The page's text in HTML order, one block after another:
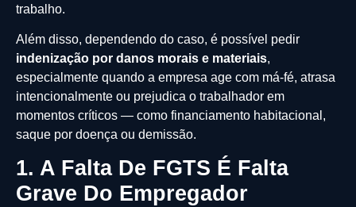
trabalho.
Além disso, dependendo do caso, é possível pedir
indenização por danos morais e materiais,
especialmente quando a empresa age com má-fé, atrasa
intencionalmente ou prejudica o trabalhador em
momentos críticos — como financiamento habitacional,
saque por doença ou demissão.
1. A Falta De FGTS É Falta
Grave Do Empregador